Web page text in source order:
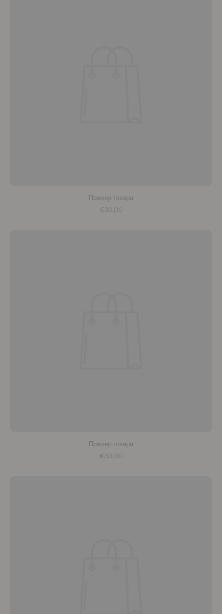
Пример товара
€30,00
Пример товара
€30,00